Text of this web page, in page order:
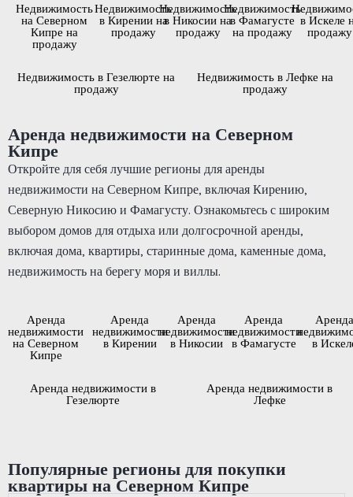
Недвижимость
на Северном
Кипре на
продажу
Недвижимость
в Кирении на
продажу
Недвижимость
в Никосии на
продажу
Недвижимость
в Фамагусте
на продажу
в Искеле
продажу
Недвижимость в Гезелюрте на
продажу
Недвижимость в Лефке на
продажу
Аренда недвижимости на Северном
Кипре
Откройте для себя лучшие регионы для аренды
недвижимости на Северном Кипре, включая Кирению,
Северную Никосию и Фамагусту. Ознакомьтесь с широким
выбором домов для отдыха или долгосрочной аренды,
включая дома, квартиры, старинные дома, каменные дома,
недвижимость на берегу моря и виллы.
Аренда
недвижимости
на Северном
Кипре
Аренда
недвижимости
в Кирении
Аренда
недвижимости
в Никосии
Аренда
недвижимости
в Фамагусте в
Аренда недвижимости в
Гезелюрте
Аренда недвижимости в
Лефке
Популярные регионы для покупки
квартиры на Северном Кипре